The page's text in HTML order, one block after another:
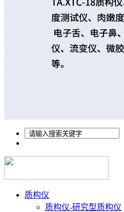
质构仪
质构仪-研究型质构仪